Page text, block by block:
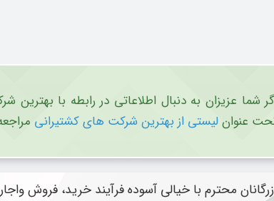
شما عزیزان به دنبال اطلاعاتی در رابطه با
عنوانلیستی از بهترین شرکت های کشتیرانی
محترم با خیالی آسوده فرآیند خرید، فروش